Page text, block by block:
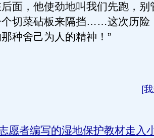
面，他使劲地叫我们先跑，别
个切菜砧板来隔挡……这次历险
种舍己为人的精神！”
[
愿者编写的湿地保护教材走入